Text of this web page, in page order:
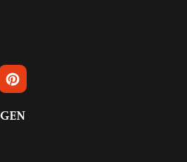
INSTAGRAM
ONS OP LINKEDIN
VOLG ONS OP PINTEREST